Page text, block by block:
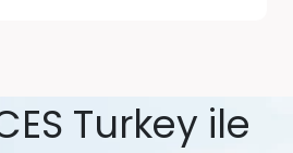
Turkey ile